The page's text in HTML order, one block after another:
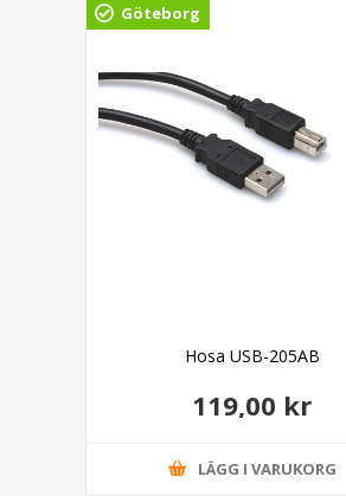
Göteborg
Hosa USB-205AB
119,00 kr
LÄGG I VARUKORG